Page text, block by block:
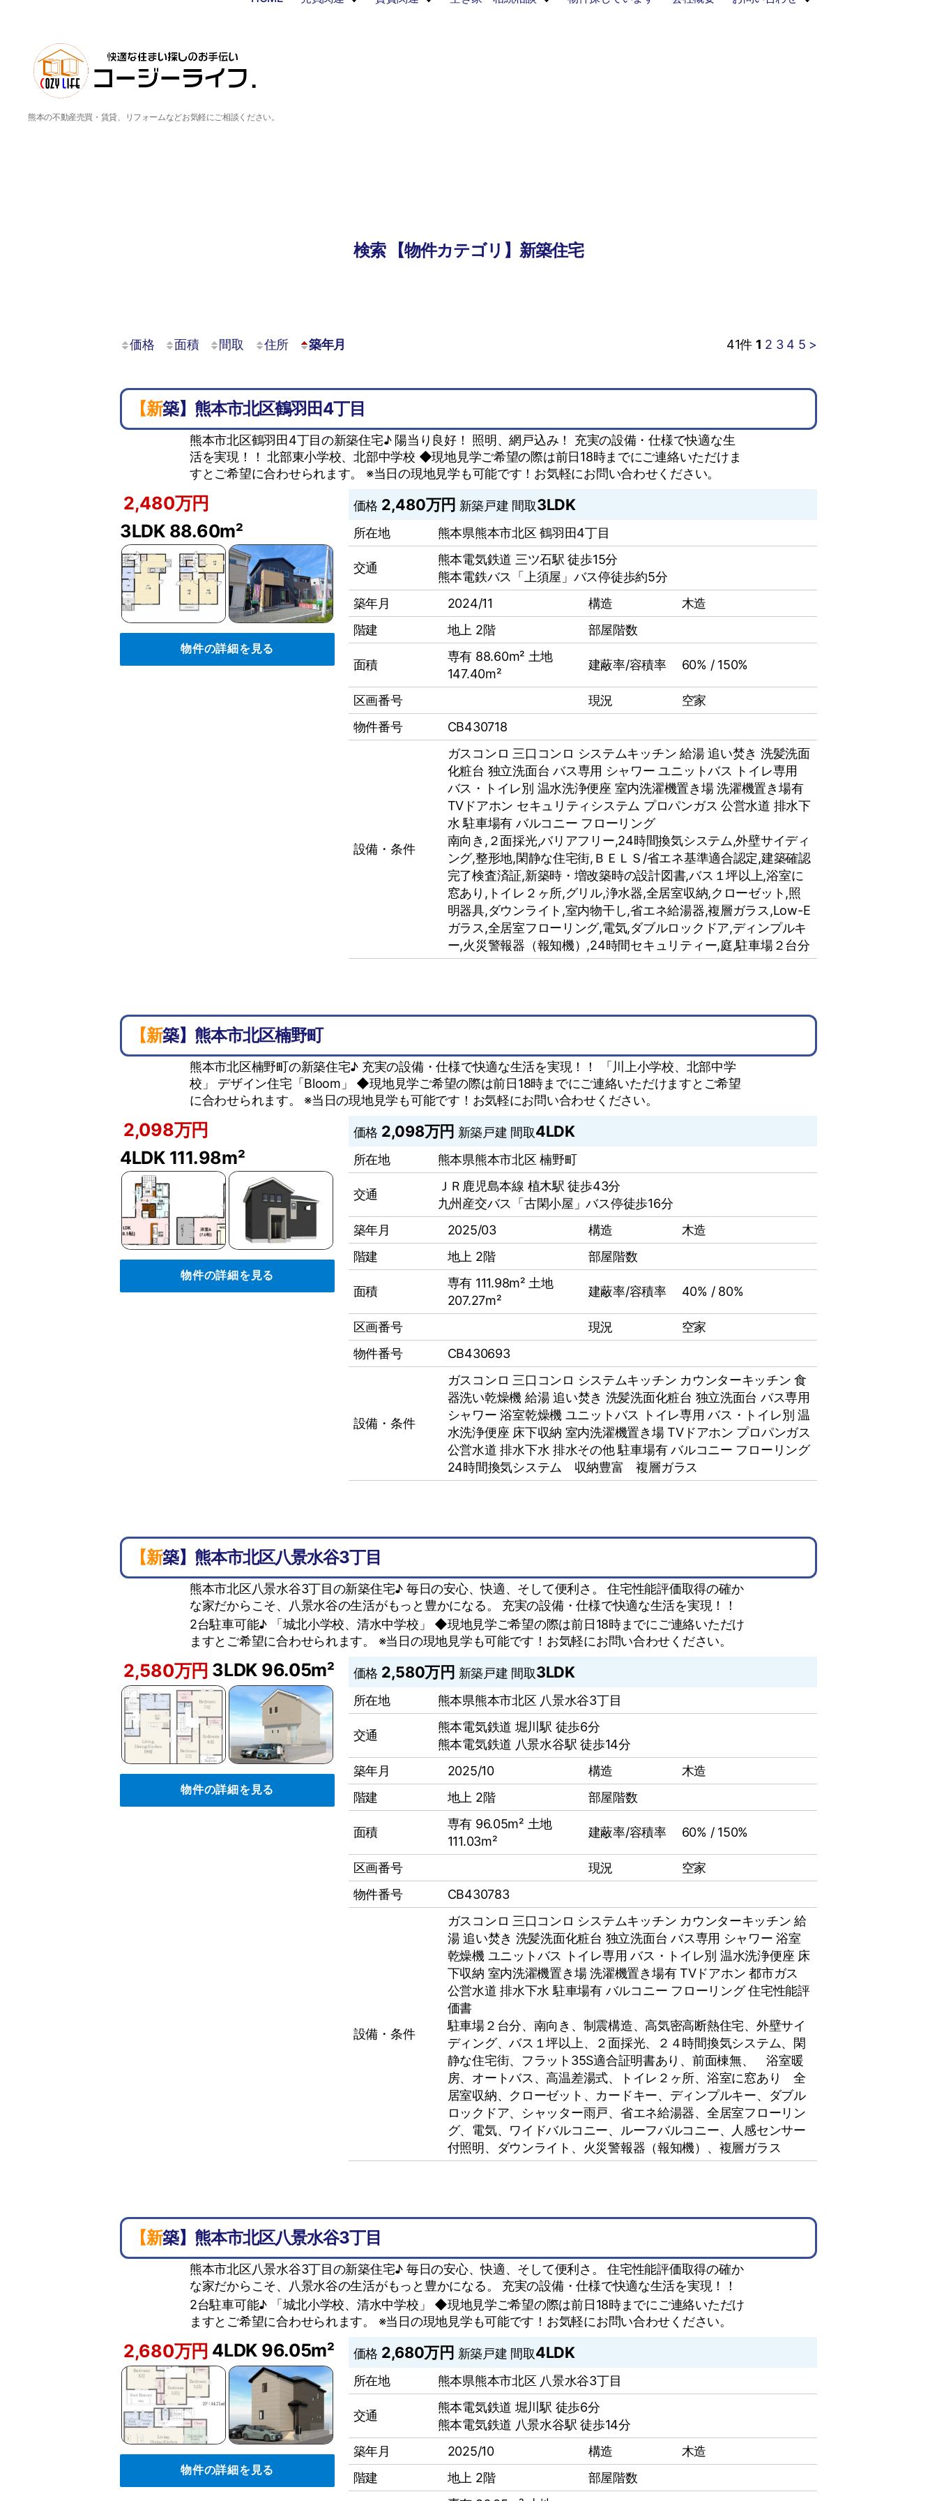
熊本の不動産売買・賃貸、リフォームなどお気軽にご相談ください。
検索 【物件カテゴリ】新築住宅
価格 面積 間取 住所 築年月 41件 1 2 3 4 5 >
【新築】熊本市北区鶴羽田4丁目
熊本市北区鶴羽田4丁目の新築住宅♪ 陽当り良好！ 照明、網戸込み！ 充実の設備・仕様で快適な生
活を実現！！ 北部東小学校、北部中学校 ◆現地見学ご希望の際は前日18時までにご連絡いただけま
すとご希望に合わせられます。 ※当日の現地見学も可能です！お気軽にお問い合わせください。
2,480万円
3LDK 88.60m²
物件の詳細を見る
価格 2,480万円 新築戸建 間取3LDK
所在地 熊本県熊本市北区 鶴羽田4丁目
交通
熊本電気鉄道 三ツ石駅 徒歩15分
熊本電鉄バス「上須屋」バス停徒歩約5分
築年月
2024/11 構造
木造
階建
地上 2階 部屋階数
面積
専有 88.60m² 土地
147.40m²
建蔽率/容積率 60% / 150%
区画番号 現況
空家
物件番号
CB430718
設備・条件
ガスコンロ 三口コンロ システムキッチン 給湯 追い焚き 洗髪洗面
化粧台 独立洗面台 バス専用 シャワー ユニットバス
トイレ専用
バス・トイレ別 温水洗浄便座 室内洗濯機置き場 洗濯機置き場有
TVドアホン セキュリティシステム プロパンガス 公営水道 排水下
水 駐車場有 バルコニー フローリング
南向き,２⾯採光,バリアフリー,24時間換気システム,外壁サイディ
ング,整形地,閑静な住宅街,ＢＥＬＳ/省エネ基準適合認定,建築確認
完了検査済証,新築時・増改築時の設計図書,バス１坪以上,浴室に
窓あり,トイレ２ヶ所,グリル,浄⽔器,全居室収納,クローゼット,照
明器具,ダウンライト,室内物⼲し,省エネ給湯器,複層ガラス,Low-E
ガラス,全居室フローリング,電気,ダブルロックドア,ディンプルキ
ー,⽕災警報器（報知機）,24時間セキュリティー,庭,駐⾞場２台分
【新築】熊本市北区楠野町
熊本市北区楠野町の新築住宅♪ 充実の設備・仕様で快適な生活を実現！！ 「川上小学校、北部中学
校」 デザイン住宅「Bloom」 ◆現地見学ご希望の際は前日18時までにご連絡いただけますとご希望
に合わせられます。 ※当日の現地見学も可能です！お気軽にお問い合わせください。
2,098万円
4LDK 111.98m²
物件の詳細を見る
価格 2,098万円 新築戸建 間取4LDK
所在地 熊本県熊本市北区 楠野町
交通
ＪＲ鹿児島本線 植木駅 徒歩43分
九州産交バス「古閑小屋」バス停徒歩16分
築年月
2025/03 構造
木造
階建
地上 2階 部屋階数
面積
専有 111.98m² 土地
207.27m²
建蔽率/容積率 40% / 80%
区画番号 現況
空家
物件番号
CB430693
設備・条件
ガスコンロ 三口コンロ システムキッチン カウンターキッチン 食
器洗い乾燥機 給湯 追い焚き 洗髪洗面化粧台 独立洗面台 バス専用
シャワー 浴室乾燥機 ユニットバス トイレ専用 バス・トイレ別 温
水洗浄便座 床下収納 室内洗濯機置き場 TVドアホン プロパンガス
公営水道 排水下水 排水その他 駐車場有 バルコニー フローリング
24時間換気システム 収納豊富 複層ガラス
【新築】熊本市北区八景水谷3丁目
熊本市北区八景水谷3丁目の新築住宅♪ 毎日の安心、快適、そして便利さ。 住宅性能評価取得の確か
な家だからこそ、八景水谷の生活がもっと豊かになる。 充実の設備・仕様で快適な生活を実現！！
2台駐車可能♪ 「城北小学校、清水中学校」 ◆現地見学ご希望の際は前日18時までにご連絡いただけ
ますとご希望に合わせられます。 ※当日の現地見学も可能です！お気軽にお問い合わせください。
2,580万円 3LDK 96.05m²
物件の詳細を見る
価格 2,580万円 新築戸建 間取3LDK
所在地 熊本県熊本市北区 八景水谷3丁目
交通
熊本電気鉄道 堀川駅 徒歩6分
熊本電気鉄道 八景水谷駅 徒歩14分
築年月
2025/10 構造
木造
階建
地上 2階 部屋階数
面積
専有 96.05m² 土地
111.03m²
建蔽率/容積率 60% / 150%
区画番号 現況
空家
物件番号
CB430783
設備・条件
ガスコンロ 三口コンロ システムキッチン カウンターキッチン 給
湯 追い焚き 洗髪洗面化粧台 独立洗面台 バス専用 シャワー 浴室
乾燥機 ユニットバス トイレ専用 バス・トイレ別 温水洗浄便座 床
下収納 室内洗濯機置き場 洗濯機置き場有 TVドアホン 都市ガス
公営水道 排水下水 駐車場有 バルコニー フローリング 住宅性能評
価書
駐車場２台分、南向き、制震構造、高気密高断熱住宅、外壁サイ
ディング、バス１坪以上、２面採光、２４時間換気システム、閑
静な住宅街、フラット35S適合証明書あり、前面棟無、 浴室暖
房、オートバス、高温差湯式、トイレ２ヶ所、浴室に窓あり 全
居室収納、クローゼット、カードキー、ディンプルキー、ダブル
ロックドア、シャッター雨戸、省エネ給湯器、全居室フローリン
グ、電気、ワイドバルコニー、ルーフバルコニー、人感センサー
付照明、ダウンライト、火災警報器（報知機）、複層ガラス
【新築】熊本市北区八景水谷3丁目
熊本市北区八景水谷3丁目の新築住宅♪ 毎日の安心、快適、そして便利さ。 住宅性能評価取得の確か
な家だからこそ、八景水谷の生活がもっと豊かになる。 充実の設備・仕様で快適な生活を実現！！
2台駐車可能♪ 「城北小学校、清水中学校」 ◆現地見学ご希望の際は前日18時までにご連絡いただけ
ますとご希望に合わせられます。 ※当日の現地見学も可能です！お気軽にお問い合わせください。
2,680万円 4LDK 96.05m²
物件の詳細を見る
価格 2,680万円 新築戸建 間取4LDK
所在地 熊本県熊本市北区 八景水谷3丁目
交通
熊本電気鉄道 堀川駅 徒歩6分
熊本電気鉄道 八景水谷駅 徒歩14分
築年月
2025/10 構造
木造
階建
地上 2階
部屋階数